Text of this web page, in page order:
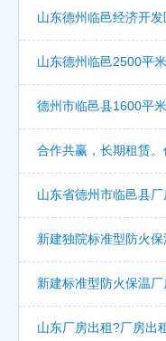
山东德州临邑经济开发
山东德州临邑2500平
德州市临邑县1600平
合作共赢，长期租赁。
山东省德州市临邑县厂
新建独院标准型防火
新建标准型防火保温厂
山东厂房出租?厂房出